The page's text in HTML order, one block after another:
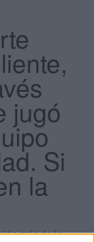
jugó
Si
la
más de lo